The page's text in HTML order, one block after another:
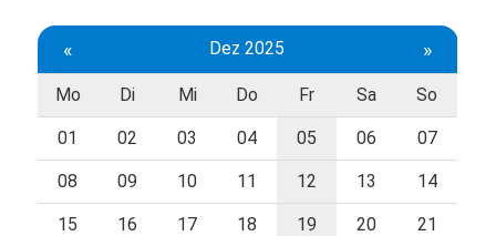
« Dez 2025 »
Mo Di Mi Do Fr Sa So
01 02 03 04 05 06 07
08 09 10 11 12 13 14
15 16 17 18 19 20 21